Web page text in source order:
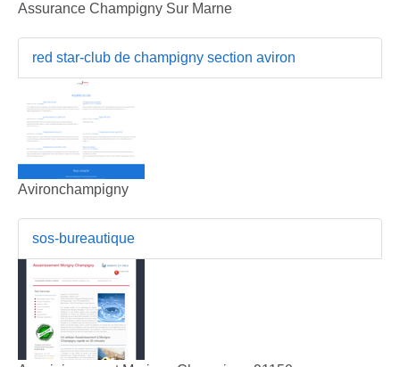
Assurance Champigny Sur Marne
red star-club de champigny section aviron
Avironchampigny
sos-bureautique